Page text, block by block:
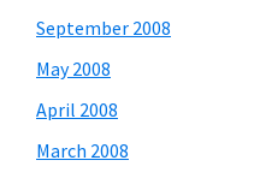
September 2008
May 2008
April 2008
March 2008